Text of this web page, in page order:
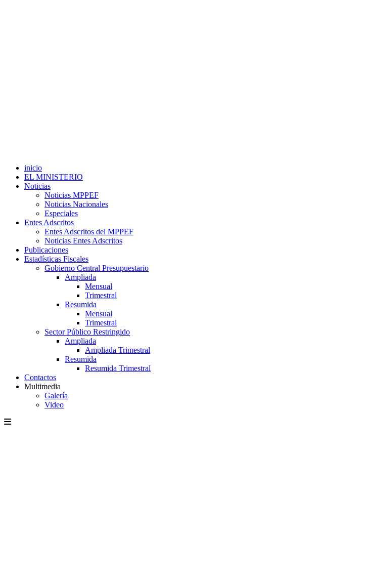
inicio
EL MINISTERIO
Noticias
Noticias MPPEF
Noticias Nacionales
Especiales
Entes Adscritos
Entes Adscritos del MPPEF
Noticias Entes Adscritos
Publicaciones
Estadísticas Fiscales
Gobierno Central Presupuestario
Ampliada
Mensual
Trimestral
Resumida
Mensual
Trimestral
Sector Público Restringido
Ampliada
Ampliada Trimestral
Resumida
Resumida Trimestral
Contactos
Multimedia
Galería
Video